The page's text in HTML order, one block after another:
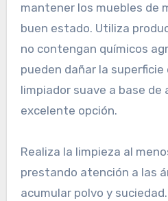
mantener los muebles de
buen estado. Utiliza
no contengan químicos
pueden dañar la superficie
limpiador suave a base de
excelente opción.
Realiza la limpieza al
prestando atención a las
acumular polvo y